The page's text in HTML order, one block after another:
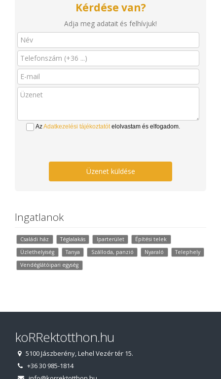
Kérdése van?
Adja meg adatait és felhívjuk!
AzAdatkezelési tájékoztatótelolvastam és elfogadom.
Üzenet küldése
Ingatlanok
Családi ház Téglalakás Iparterület
Építési telek
Üzlethelyiség
Tanya Szálloda, panzió Nyaraló
Telephely
Vendéglátóipari egység
koRRektotthon.hu
5100 Jászberény, Lehel Vezér tér 15.
+36 30 985-1814